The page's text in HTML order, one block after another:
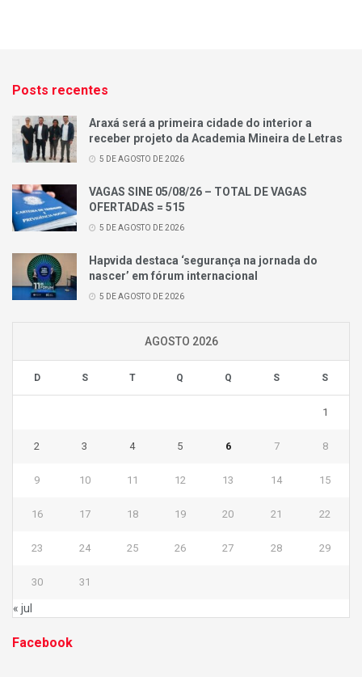
Posts recentes
Araxá será a primeira cidade do interior a
receber projeto da Academia Mineira de Letras
5 DE AGOSTO DE 2026
VAGAS SINE 05/08/26 – TOTAL DE VAGAS
OFERTADAS = 515
5 DE AGOSTO DE 2026
Hapvida destaca ‘segurança na jornada do
nascer’ em fórum internacional
5 DE AGOSTO DE 2026
AGOSTO 2026
D S T Q Q S S
1
2 3 4 5 6 7 8
9 10 11 12 13 14 15
16 17 18 19 20 21 22
23 24 25 26 27 28 29
30 31
« jul
Facebook